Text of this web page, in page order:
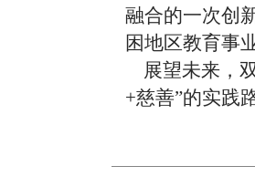
融合的一次创
困地区教育事
展望未来，
+慈善”的实践